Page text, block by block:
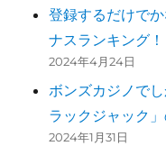
登録するだけで
ナスランキング！
2024年4月24日
ボンズカジノで
ラックジャック
2024年1月31日